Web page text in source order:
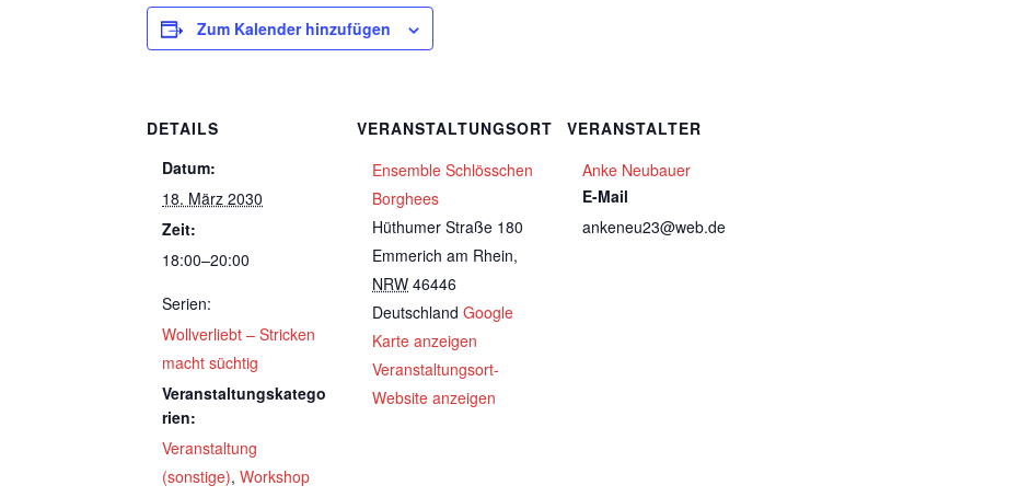
Zum Kalender hinzufügen
DETAILS
Datum:
18. März 2030
Zeit:
18:00–20:00
Serien:
Wollverliebt – Stricken
macht süchtig
Veranstaltungskatego
rien:
Veranstaltung
(sonstige),Workshop
VERANSTALTUNGSORT
Ensemble Schlösschen
Borghees
Hüthumer Straße 180
Emmerich am Rhein,
NRW 46446
Deutschland Google
Karte anzeigen
Veranstaltungsort-
Website anzeigen
VERANSTALTER
Anke Neubauer
E-Mail
ankeneu23@web.de